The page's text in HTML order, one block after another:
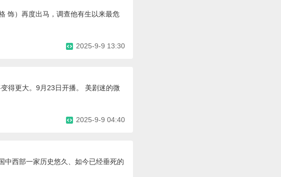
饰）再度出马，调查他有生以来最危
2025-9-9 13:30
得更大。9月23日开播。 美剧迷的微
2025-9-9 04:40
中西部一家历史悠久、如今已经垂死的